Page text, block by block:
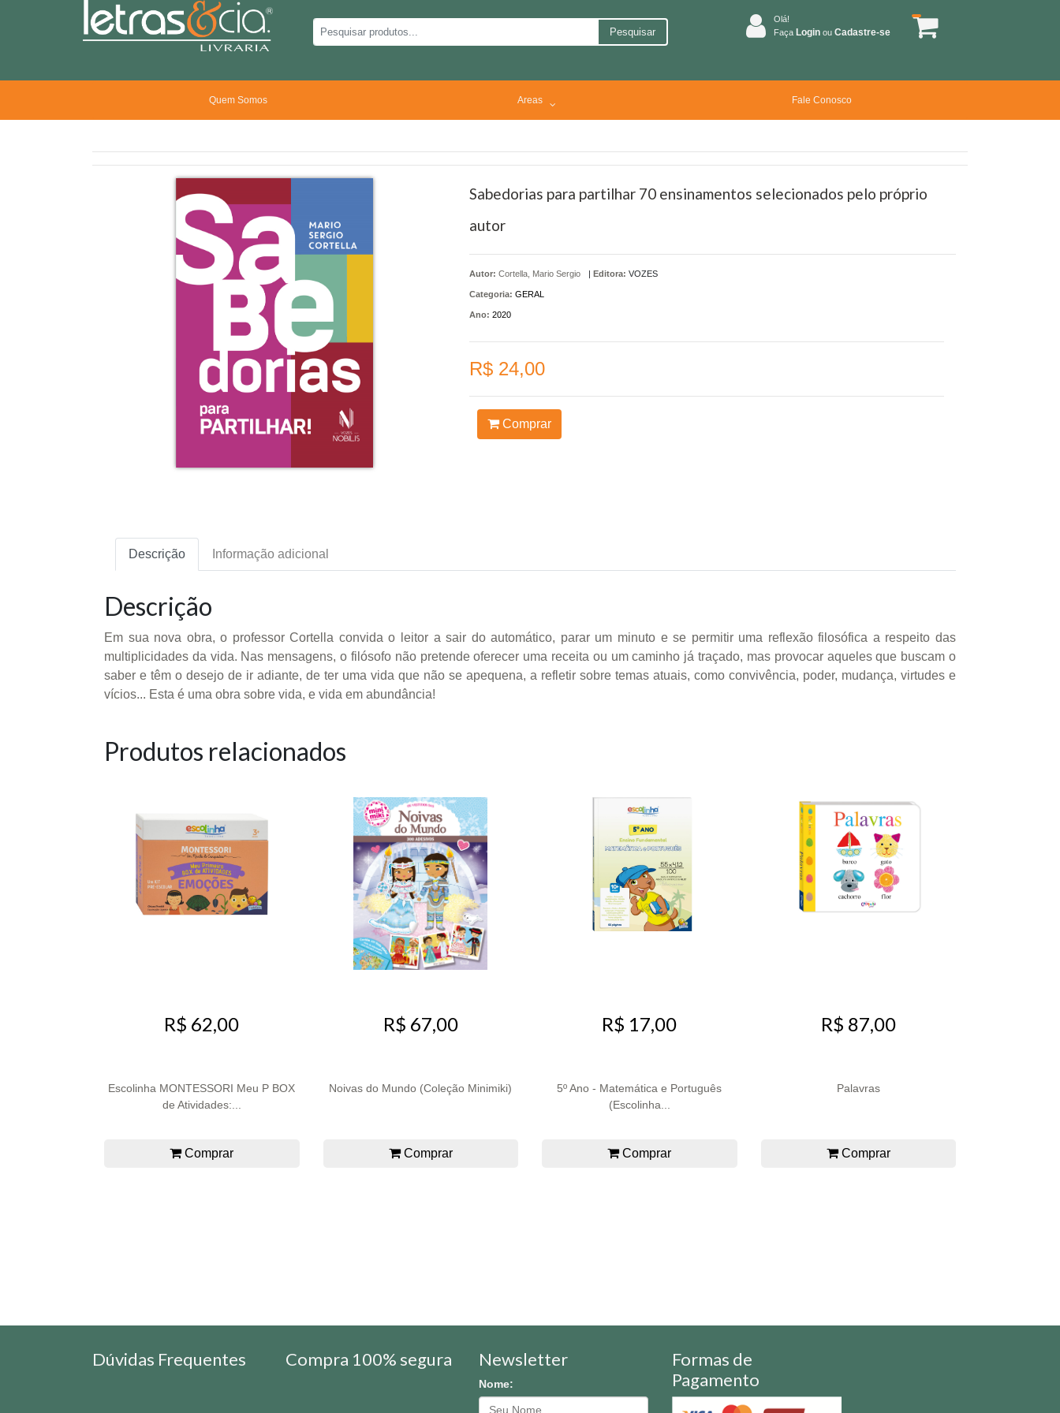
Pesquisar
Olá!
Faça Login ou Cadastre-se
Quem Somos Areas Fale Conosco
Sabedorias para partilhar 70 ensinamentos selecionados pelo próprio
autor
Autor: Cortella, Mario Sergio | Editora: VOZES
Categoria: GERAL
Ano: 2020
R$ 24,00
Comprar
Descrição Informação adicional
Descrição
Em sua nova obra, o professor Cortella convida o leitor a sair do automático, parar um minuto e se permitir uma reflexão filosófica a respeito das
multiplicidades da vida. Nas mensagens, o filósofo não pretende oferecer uma receita ou um caminho já traçado, mas provocar aqueles que buscam o
saber e têm o desejo de ir adiante, de ter uma vida que não se apequena, a refletir sobre temas atuais, como convivência, poder, mudança, virtudes e
vícios... Esta é uma obra sobre vida, e vida em abundância!
Produtos relacionados
R$ 62,00
Escolinha MONTESSORI Meu P BOX
de Atividades:...
Comprar
R$ 67,00
Noivas do Mundo (Coleção Minimiki)
Comprar
R$ 17,00
5º Ano - Matemática e Português
(Escolinha...
Comprar
R$ 87,00
Palavras
Comprar
Dúvidas Frequentes Compra 100% segura Newsletter
Nome:
Formas de
Pagamento